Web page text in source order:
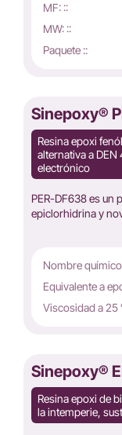
MF: ::
MW: ::
Paquete ::
Sinepoxy®
Resina epoxi
alternativa a
electrónico
PER-DF638 es un
epiclorhidrina y
Nombre
Equivalente a
Viscosidad a 25
Sinepoxy®
Resina epoxi de
la intemperie,